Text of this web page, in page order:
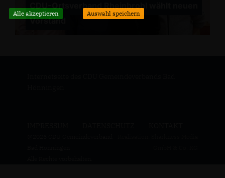
CDU-Ortsverband Rheinbrohl wählt neuen
Vorstand
Alle akzeptieren Auswahl speichern